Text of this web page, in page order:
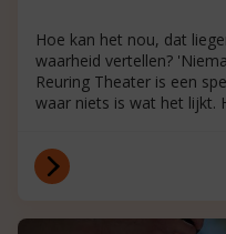
Hoe kan het nou, dat
waarheid vertellen?
Reuring Theater is een
waar niets is wat het lijkt.